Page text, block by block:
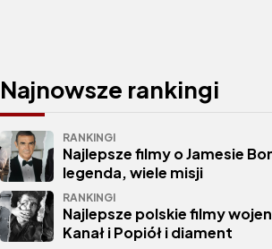
Najnowsze rankingi
RANKINGI
Najlepsze filmy o Jamesie
legenda, wiele misji
RANKINGI
Najlepsze polskie filmy
Kanał i Popiół i diament